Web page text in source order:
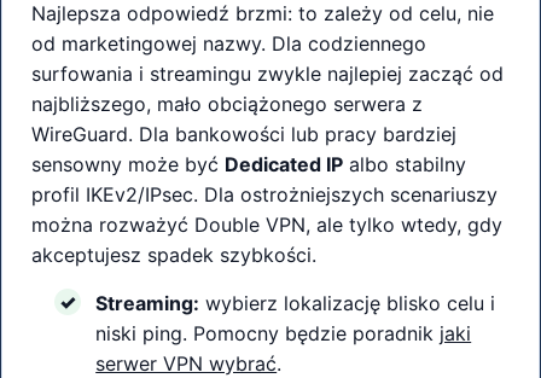
Najlepsza odpowiedź brzmi: to zależy od celu, nie
od marketingowej nazwy. Dla codziennego
surfowania i streamingu zwykle najlepiej zacząć od
najbliższego, mało obciążonego serwera z
WireGuard. Dla bankowości lub pracy bardziej
sensowny może być Dedicated IP albo stabilny
profil IKEv2/IPsec. Dla ostrożniejszych scenariuszy
można rozważyć Double VPN, ale tylko wtedy, gdy
akceptujesz spadek szybkości.
Streaming: wybierz lokalizację blisko celu i
niski ping. Pomocny będzie poradnik jaki
serwer VPN wybrać.